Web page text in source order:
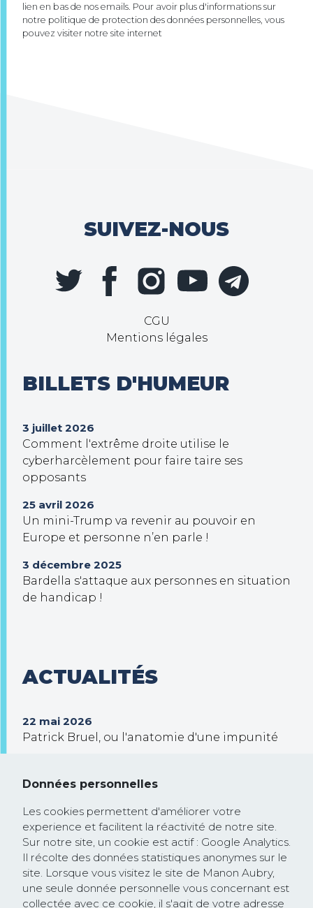
lien en bas de nos emails. Pour avoir plus d'informations sur
notre politique de protection des données personnelles, vous
pouvez visiter notre site internet
SUIVEZ-NOUS
CGU
Mentions légales
BILLETS D'HUMEUR
3 juillet 2026
Comment l'extrême droite utilise le
cyberharcèlement pour faire taire ses
opposants
25 avril 2026
Un mini-Trump va revenir au pouvoir en
Europe et personne n’en parle !
3 décembre 2025
Bardella s'attaque aux personnes en situation
de handicap !
ACTUALITÉS
22 mai 2026
Patrick Bruel, ou l'anatomie d'une impunité
Trump veut prendre le contrôle de Gaza !
26 février 2025
Communiqué de presse : la Commission
européenne rejoint la course à la
dérégulation lancée par les Etats-Unis et
saccage les textes protégeant les droits
humains et l’environnement
Données personnelles
Les cookies permettent d'améliorer votre
experience et facilitent la réactivité de notre site.
Sur notre site, un cookie est actif : Google Analytics.
Il récolte des données statistiques anonymes sur le
site. Lorsque vous visitez le site de Manon Aubry,
une seule donnée personnelle vous concernant est
collectée avec ce cookie, il s'agit de votre adresse